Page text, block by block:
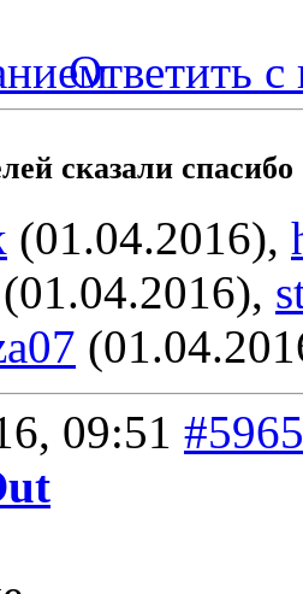
Ответить с
сказали
(01.04.2016),
(01.04.2016),
09:51 #5965